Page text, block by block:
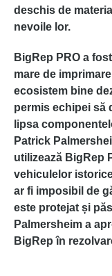
deschis de
nevoile lor.
BigRep PRO a
mare de
ecosistem bine
permis echipei să
lipsa
Patrick
utilizează BigRep
vehiculelor
ar fi imposibil de
este protejat și
Palmersheim a
BigRep în